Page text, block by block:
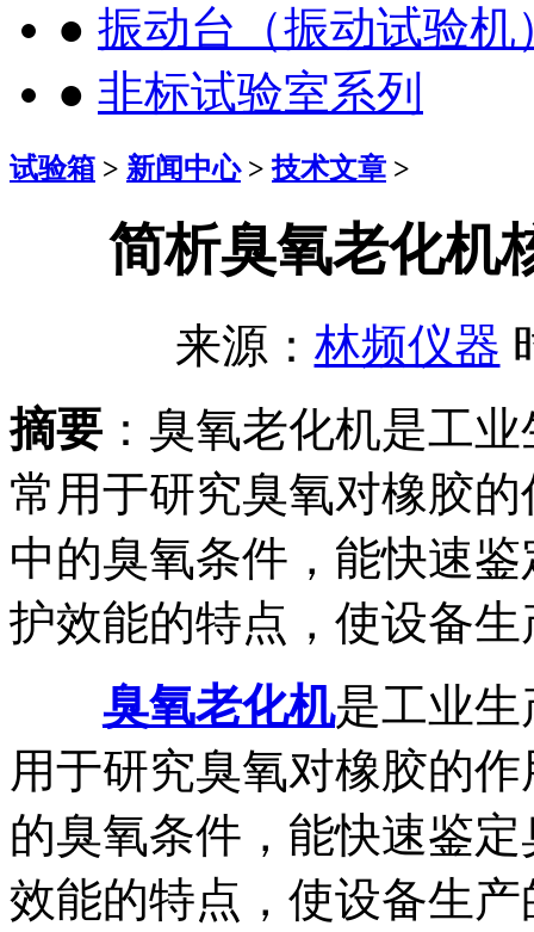
● 振动台（振动试验机
● 非标试验室系列
试验箱 > 新闻中心>技术文章 >
简析臭氧老化机
来源： 林频仪器
摘要 ：臭氧老化机是工
常用于研究臭氧对橡胶
中的臭氧条件，能快速
护效能的特点，使设备生
臭氧老化机是工业
用于研究臭氧对橡胶的
的臭氧条件，能快速鉴
效能的特点，使设备生